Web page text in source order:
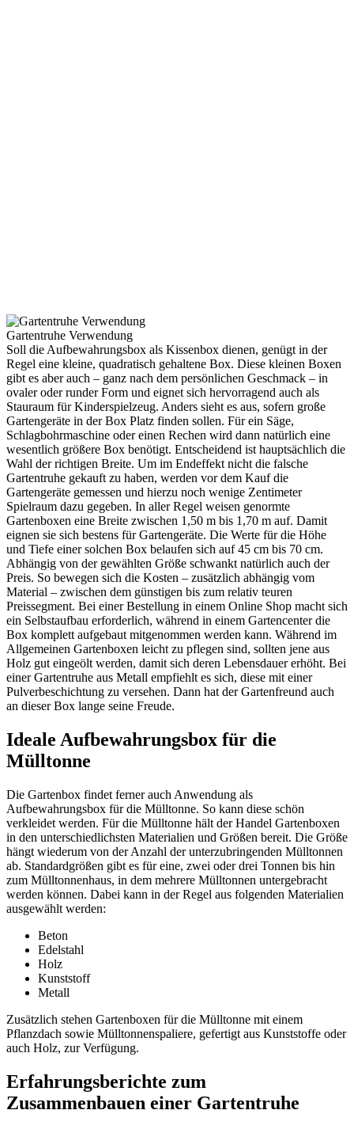
Gartentruhe Verwendung
Soll die Aufbewahrungsbox als Kissenbox dienen, genügt in der
Regel eine kleine, quadratisch gehaltene Box. Diese kleinen Boxen
gibt es aber auch – ganz nach dem persönlichen Geschmack – in
ovaler oder runder Form und eignet sich hervorragend auch als
Stauraum für Kinderspielzeug. Anders sieht es aus, sofern große
Gartengeräte in der Box Platz finden sollen. Für ein Säge,
Schlagbohrmaschine oder einen Rechen wird dann natürlich eine
wesentlich größere Box benötigt. Entscheidend ist hauptsächlich die
Wahl der richtigen Breite. Um im Endeffekt nicht die falsche
Gartentruhe gekauft zu haben, werden vor dem Kauf die
Gartengeräte gemessen und hierzu noch wenige Zentimeter
Spielraum dazu gegeben. In aller Regel weisen genormte
Gartenboxen eine Breite zwischen 1,50 m bis 1,70 m auf. Damit
eignen sie sich bestens für Gartengeräte. Die Werte für die Höhe
und Tiefe einer solchen Box belaufen sich auf 45 cm bis 70 cm.
Abhängig von der gewählten Größe schwankt natürlich auch der
Preis. So bewegen sich die Kosten – zusätzlich abhängig vom
Material – zwischen dem günstigen bis zum relativ teuren
Preissegment. Bei einer Bestellung in einem Online Shop macht sich
ein Selbstaufbau erforderlich, während in einem Gartencenter die
Box komplett aufgebaut mitgenommen werden kann. Während im
Allgemeinen Gartenboxen leicht zu pflegen sind, sollten jene aus
Holz gut eingeölt werden, damit sich deren Lebensdauer erhöht. Bei
einer Gartentruhe aus Metall empfiehlt es sich, diese mit einer
Pulverbeschichtung zu versehen. Dann hat der Gartenfreund auch
an dieser Box lange seine Freude.
Ideale Aufbewahrungsbox für die
Mülltonne
Die Gartenbox findet ferner auch Anwendung als
Aufbewahrungsbox für die Mülltonne. So kann diese schön
verkleidet werden. Für die Mülltonne hält der Handel Gartenboxen
in den unterschiedlichsten Materialien und Größen bereit. Die Größe
hängt wiederum von der Anzahl der unterzubringenden Mülltonnen
ab. Standardgrößen gibt es für eine, zwei oder drei Tonnen bis hin
zum Mülltonnenhaus, in dem mehrere Mülltonnen untergebracht
werden können. Dabei kann in der Regel aus folgenden Materialien
ausgewählt werden:
Beton
Edelstahl
Holz
Kunststoff
Metall
Zusätzlich stehen Gartenboxen für die Mülltonne mit einem
Pflanzdach sowie Mülltonnenspaliere, gefertigt aus Kunststoffe oder
auch Holz, zur Verfügung.
Erfahrungsberichte zum
Zusammenbauen einer Gartentruhe